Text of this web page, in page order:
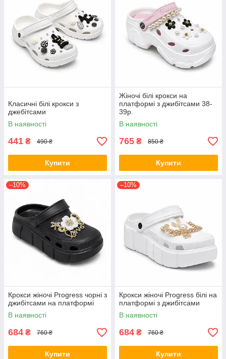
Класичні білі крокси з
джебітсами
В наявності
441 ₴ 490 ₴
Купити
Жіночі білі крокси на
платформі з джибітсами 38-
39р.
В наявності
765 ₴ 850 ₴
Купити
–10%
Крокси жіночі Progress чорні з
джибітсами на платформі
В наявності
684 ₴ 760 ₴
Купити
–10%
Крокси жіночі Progress білі на
платформі з джибітсами
В наявності
684 ₴ 760 ₴
Купити